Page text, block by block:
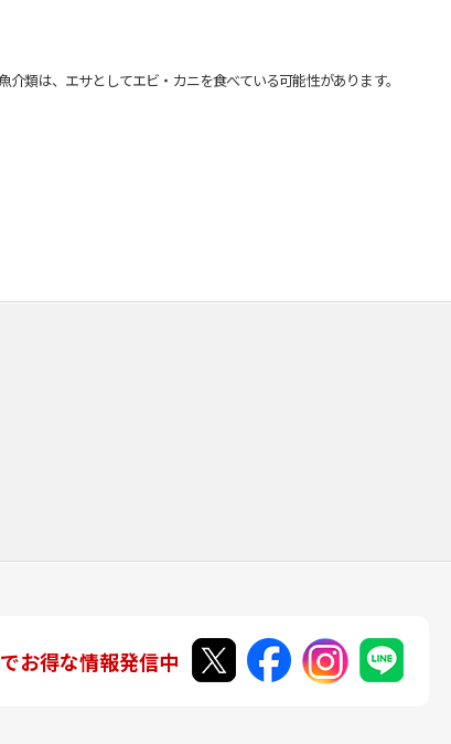
類は、エサとしてエビ・カニを食べている可能性があります。
お得な情報発信中